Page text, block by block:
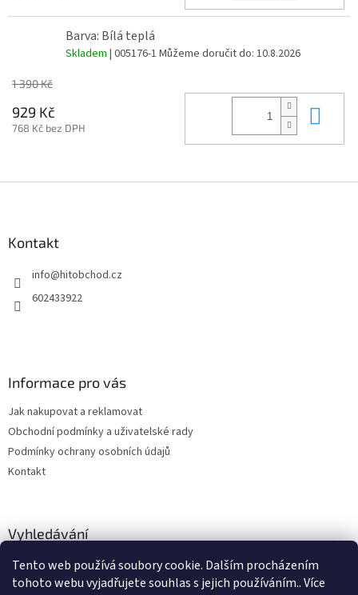
Tento web používá soubory cookie. Dalším procházením
tohoto webu vyjadřujete souhlas s jejich používáním.. Více
Barva: Bílá teplá
Skladem | 005176-1 Můžeme doručit do: 10.8.2026
1 390 Kč
929 Kč
768 Kč bez DPH
Kontakt
info@hitobchod.cz
602433922
Informace pro vás
Jak nakupovat a reklamovat
Obchodní podmínky a uživatelské rady
Podmínky ochrany osobních údajů
Kontakt
Vyhledávání